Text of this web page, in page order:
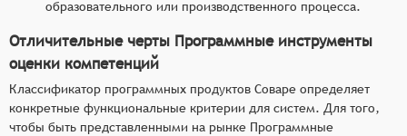
образовательного или производственного процесса.
Отличительные черты Программные инструменты
оценки компетенций
Классификатор программных продуктов Соваре определяет
конкретные функциональные критерии для систем. Для того,
чтобы быть представленными на рынке Программные